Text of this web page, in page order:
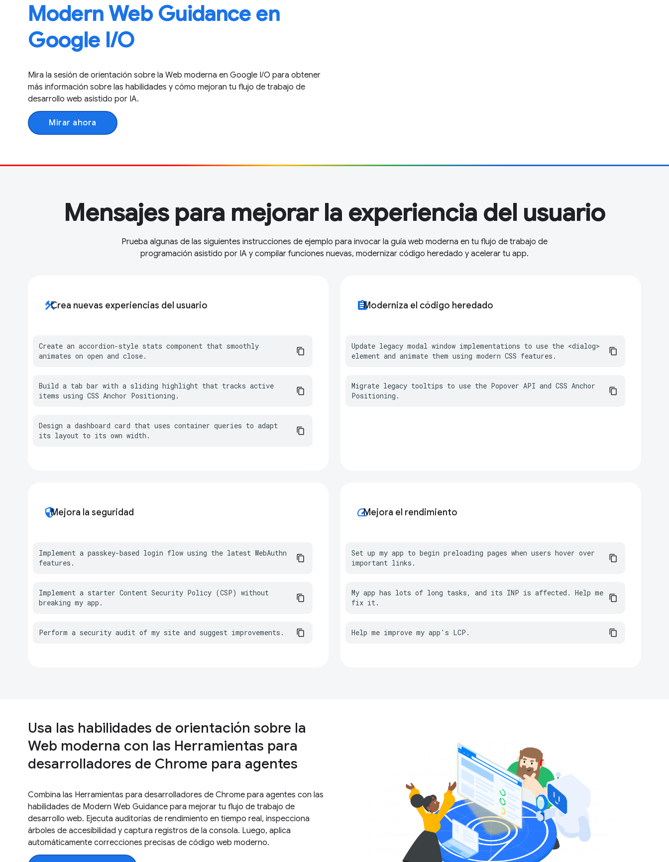
Modern Web Guidance en
Google I / O
Mira la sesión de orientación sobre la Web moderna en Google I / O para obtener
más información sobre las habilidades y cómo mejoran tu flujo de trabajo de
desarrollo web asistido por IA.
Mirar ahora
Mensajes para mejorar la experiencia del usuario
Prueba algunas de las siguientes instrucciones de ejemplo para invocar la guía web moderna en tu flujo de trabajo de
programación asistido por IA y compilar funciones nuevas, modernizar código heredado y acelerar tu app.
constructionCrea nuevas experiencias del usuario
Create an accordion-style stats component that smoothly
animates on open and close.
Build a tab bar with a sliding highlight that tracks active
items using CSS Anchor Positioning.
Design a dashboard card that uses container queries to adapt
its layout to its own width.
assignmentModerniza el código heredado
Update legacy modal window implementations to use the <dialog>
element and animate them using modern CSS features.
Migrate legacy tooltips to use the Popover API and CSS Anchor
Positioning.
securityMejora la seguridad
Implement a passkey-based login flow using the latest WebAuthn
features.
Implement a starter Content Security Policy (CSP) without
breaking my app.
Perform a security audit of my site and suggest improvements.
speedMejora el rendimiento
Set up my app to begin preloading pages when users hover over
important links.
My app has lots of long tasks, and its INP is affected. Help me
fix it.
Help me improve my app's LCP.
Usa las habilidades de orientación sobre la
Web moderna con las Herramientas para
desarrolladores de Chrome para agentes
Combina las Herramientas para desarrolladores de Chrome para agentes con las
habilidades de Modern Web Guidance para mejorar tu flujo de trabajo de
desarrollo web. Ejecuta auditorías de rendimiento en tiempo real, inspecciona
árboles de accesibilidad y captura registros de la consola. Luego, aplica
automáticamente correcciones precisas de código web moderno.